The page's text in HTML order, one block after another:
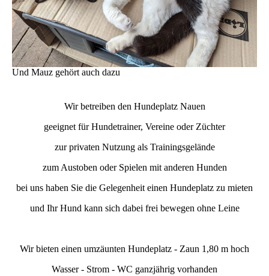
Und Mauz gehört auch dazu
Wir betreiben den Hundeplatz Nauen
geeignet für Hundetrainer, Vereine oder Züchter
zur privaten Nutzung als Trainingsgelände
zum Austoben oder Spielen mit anderen Hunden
bei uns haben Sie die Gelegenheit einen Hundeplatz zu mieten
und Ihr Hund kann sich dabei frei bewegen ohne Leine
Wir bieten einen umzäunten Hundeplatz - Zaun 1,80 m hoch
Wasser - Strom - WC ganzjährig vorhanden